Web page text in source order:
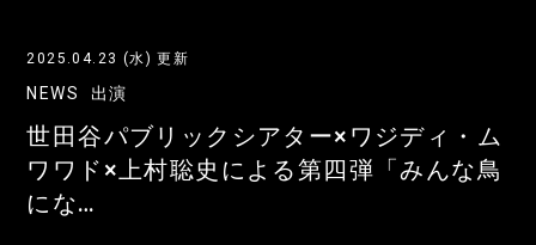
2025.04.23 (水) 更新
NEWS 出演
世田谷パブリックシアター×ワジディ・ム
ワワド×上村聡史による第四弾「みんな鳥
にな…